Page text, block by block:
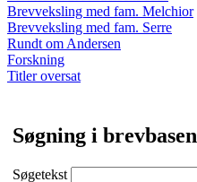
Brevveksling med fam. Melchior
Brevveksling med fam. Serre
Rundt om Andersen
Forskning
Titler oversat
Søgning i brevbasen
Søgetekst